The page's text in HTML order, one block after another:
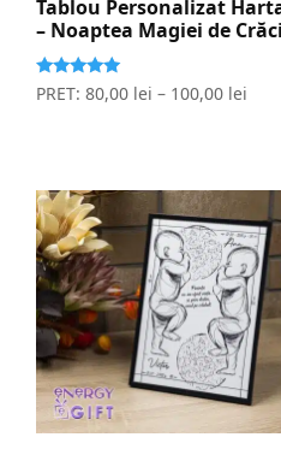
Tablou Personalizat
– Noaptea Magiei de
Evaluat la
5.00
PRET: 80,00 lei – 100,00 lei